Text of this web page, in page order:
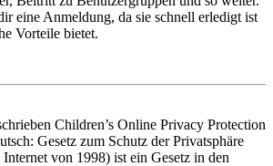
eine Anmeldung, da sie schnell erledigt ist
Vorteile bietet.
Children’s Online Privacy Protection
Gesetz zum Schutz der Privatsphäre
von 1998) ist ein Gesetz in den